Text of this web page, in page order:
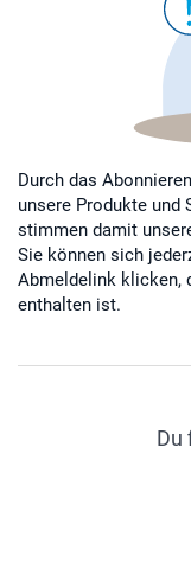
Durch das
unsere Produkte und
stimmen damit
Sie können sich
Abmeldelink klicken,
enthalten ist.
Du